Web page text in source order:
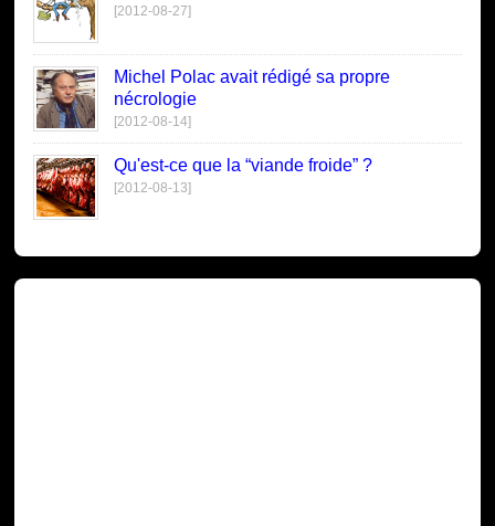
[2012-08-27]
Michel Polac avait rédigé sa propre
nécrologie
[2012-08-14]
Qu'est-ce que la “viande froide” ?
[2012-08-13]